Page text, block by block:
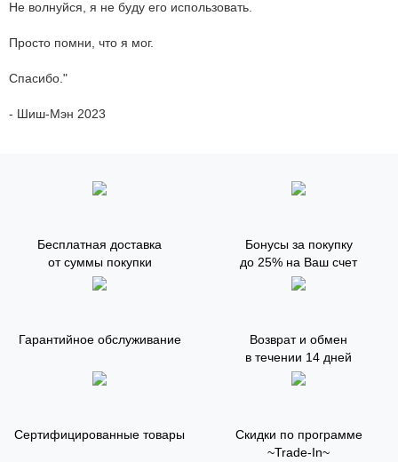
Не волнуйся, я не буду его использовать.
Просто помни, что я мог.
Спасибо."
- Шиш-Мэн 2023
Бесплатная доставка
от суммы покупки
Бонусы за покупку
до 25% на Ваш счет
Гарантийное обслуживание
Возврат и обмен
в течении 14 дней
Сертифицированные товары
Скидки по программе
~Trade-In~